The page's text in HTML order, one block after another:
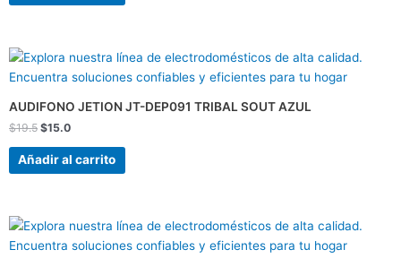
AUDIFONO JETION JT-DEP091 TRIBAL SOUT AZUL
$19.5
El
original
$19.5.
$15.0
El
actual
$15.0.
Añadir al carrito
El
original
El
actual